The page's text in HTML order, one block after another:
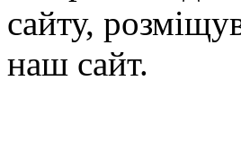
сайту,
наш сайт.